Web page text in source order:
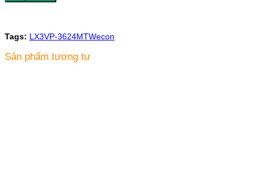
Tags: LX3VP-3624MTWecon
Sản phẩm tương tự